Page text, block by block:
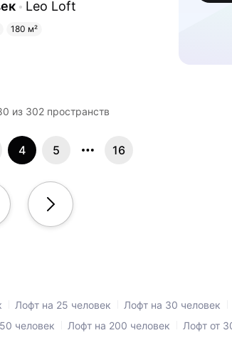
Leo Loft
180 м²
из 302 пространств
4 5 16
Лофт на 25 человек Лофт на 30 человек
человек Лофт на 200 человек Лофт от